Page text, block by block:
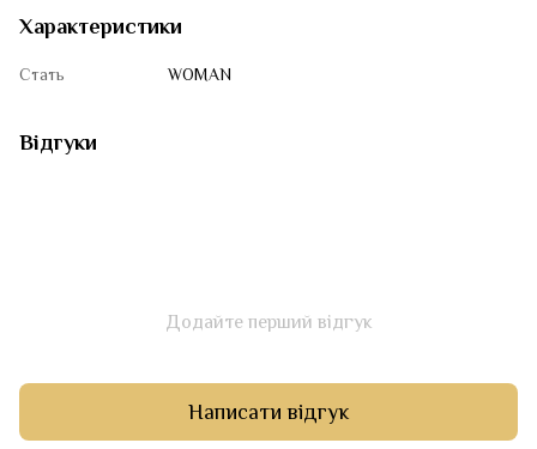
Характеристики
Стать WOMAN
Відгуки
Додайте перший відгук
Написати відгук